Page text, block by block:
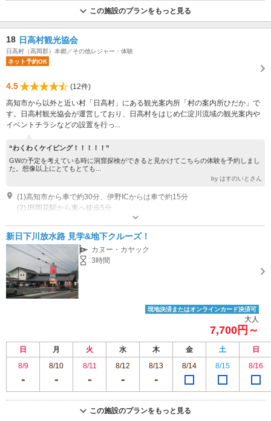
この施設のプランをもっと見る
18 日高村観光協会
日高村（高岡郡）本郷／その他レジャー・体験
ネット予約OK
4.5
(12件)
高知市から以外と近い村「日高村」にある観光案内所「村の案内所ひだか」で
す。日高村観光協会が運営しており、日高村をはじめ仁淀川流域の観光案内や
イベントチラシなどの設置を行っ...
“わくわくケイビング！！！！！”
GWの予定を考えている時に洞窟探検ができると見かけてこちらの体験を予約しまし
た。想像以上にとてもとても...
by はすのいとさん
(1)高知市から車で約30分、伊野ICからは車で約15分
(2)JR岡花駅から東へ徒歩5分
営業時間：9：00～17：00 定休日：年末年始休あり
新日下川放水路 見学&地下クルーズ！
カヌー・カヤック
3時間
現地決済またはオンラインカード決済可
大人
7,700円～
日 月 火 水 木 金 土
日
8/9
8/10 8/11 8/12 8/13 8/14 8/15 8/16
この施設のプランをもっと見る